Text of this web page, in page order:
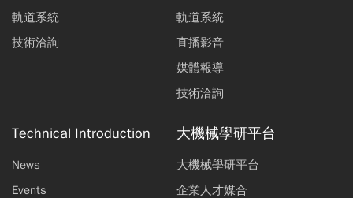
軌道系統
技術洽詢
軌道系統
直播影音
媒體報導
技術洽詢
Technical Introduction
News
Events
大機械學研平台
大機械學研平台
企業人才媒合